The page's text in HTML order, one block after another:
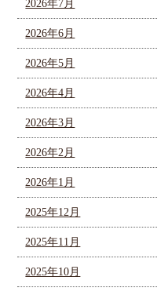
2026年7月
2026年6月
2026年5月
2026年4月
2026年3月
2026年2月
2026年1月
2025年12月
2025年11月
2025年10月